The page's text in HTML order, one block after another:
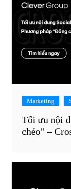
Marketing
Tối ưu nội
chéo” –